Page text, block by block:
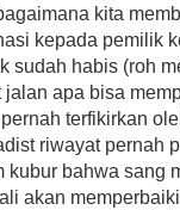
kita
kepada pemilik
sudah habis (roh
jalan apa bisa
terfikirkan
riwayat pernah
kubur bahwa sang
akan